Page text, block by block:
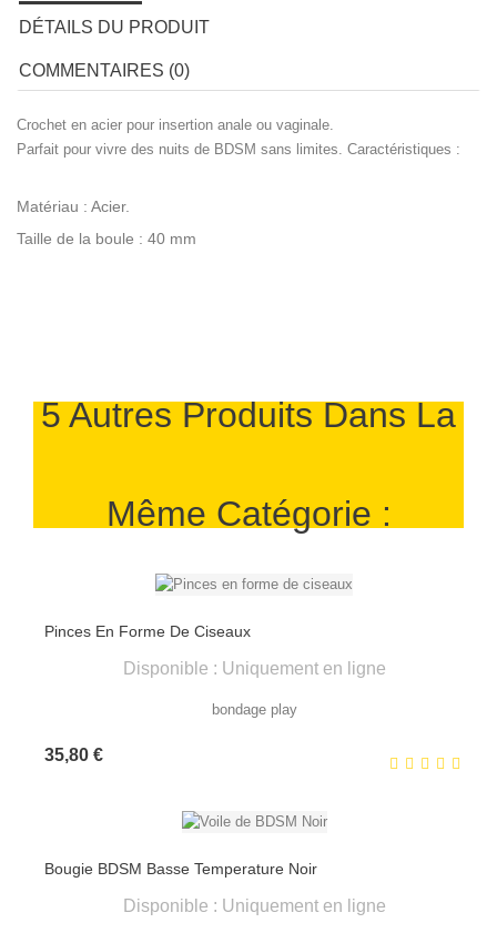
DÉTAILS DU PRODUIT
COMMENTAIRES (0)
Crochet en acier pour insertion anale ou vaginale.
Parfait pour vivre des nuits de BDSM sans limites. Caractéristiques :
Matériau : Acier.
Taille de la boule : 40 mm
5 Autres Produits Dans La
Même Catégorie :
Pinces En Forme De Ciseaux
Disponible : Uniquement en ligne
bondage play
35,80 €Prix
Bougie BDSM Basse Temperature Noir
Disponible : Uniquement en ligne